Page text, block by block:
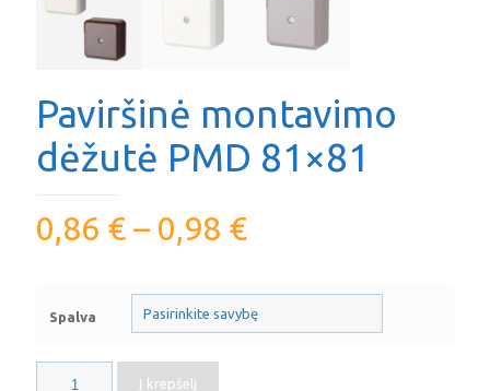
Paviršinė montavimo
dėžutė PMD 81×81
0,86 € – 0,98 €
Spalva
Į krepšelį